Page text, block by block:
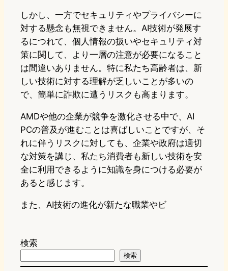
しかし、一方でセキュリティやプライバシーに
対する懸念も無視できません。AI技術が発展す
るにつれて、個人情報の扱いやセキュリティ対
策に関して、より一層の注意が必要になること
は間違いありません。特に私たち高齢者は、新
しい技術に対する理解が乏しいことが多いの
で、簡単に詐欺に遭うリスクも高まります。
AMDや他の企業が競争を激化させる中で、AI
PCの普及が進むことは喜ばしいことですが、そ
れに伴うリスクに対しても、企業や政府は適切
な対策を講じ、私たち消費者も新しい技術を安
全に利用できるように知識を身につける必要が
あると感じます。
また、AI技術の進化が新たな職業やビ
検索
検索